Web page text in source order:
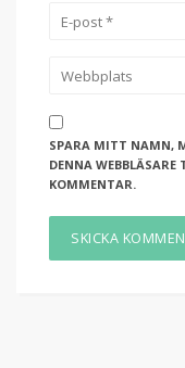
SPARA MITT NAMN,
DENNA WEBBLÄSARE
KOMMENTAR.